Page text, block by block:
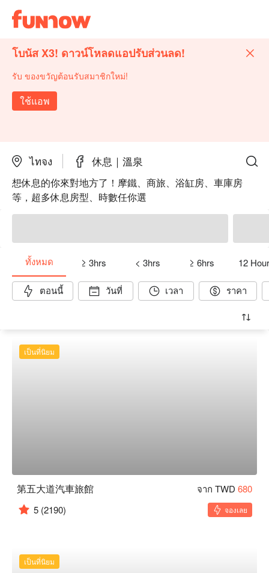
โบนัส X3! ดาวน์โหลดแอปรับส่วนลด!
รับ ของขวัญต้อนรับสมาชิกใหม่!
ใช้แอพ
ไทจง 休息｜溫泉
想休息的你來對地方了！摩鐵、商旅、浴缸房、車庫房
等，超多休息房型、時數任你選
ทั้งหมด ≥ 3hrs < 3hrs ≥ 6hrs 12
ตอนนี้ วันที่ เวลา ราคา
เป็นที่นิยม
第五大道汽車旅館 จาก TWD 680
5 (2190) จองเลย
เป็นที่นิยม